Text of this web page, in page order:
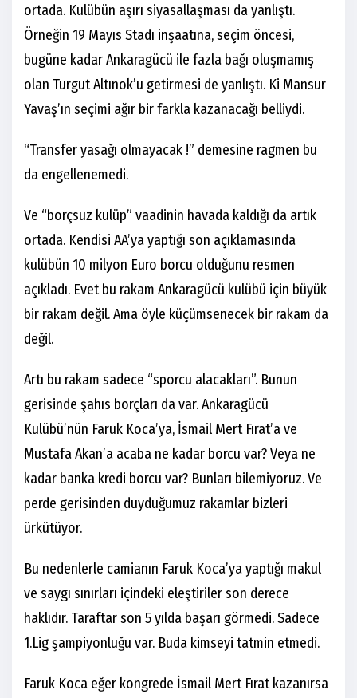
ortada. Kulübün aşırı siyasallaşması da yanlıştı.
Örneğin 19 Mayıs Stadı inşaatına, seçim öncesi,
bugüne kadar Ankaragücü ile fazla bağı oluşmamış
olan Turgut Altınok’u getirmesi de yanlıştı. Ki Mansur
Yavaş’ın seçimi ağır bir farkla kazanacağı belliydi.
“Transfer yasağı olmayacak !” demesine ragmen bu
da engellenemedi.
Ve “borçsuz kulüp” vaadinin havada kaldığı da artık
ortada. Kendisi AA’ya yaptığı son açıklamasında
kulübün 10 milyon Euro borcu olduğunu resmen
açıkladı. Evet bu rakam Ankaragücü kulübü için büyük
bir rakam değil. Ama öyle küçümsenecek bir rakam da
değil.
Artı bu rakam sadece “sporcu alacakları”. Bunun
gerisinde şahıs borçları da var. Ankaragücü
Kulübü’nün Faruk Koca’ya, İsmail Mert Fırat’a ve
Mustafa Akan’a acaba ne kadar borcu var? Veya ne
kadar banka kredi borcu var? Bunları bilemiyoruz. Ve
perde gerisinden duyduğumuz rakamlar bizleri
ürkütüyor.
Bu nedenlerle camianın Faruk Koca’ya yaptığı makul
ve saygı sınırları içindeki eleştiriler son derece
haklıdır. Taraftar son 5 yılda başarı görmedi. Sadece
1.Lig şampiyonluğu var. Buda kimseyi tatmin etmedi.
Faruk Koca eğer kongrede İsmail Mert Fırat kazanırsa